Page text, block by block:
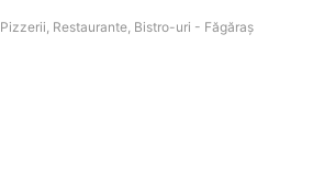
Pizzerii, Restaurante, Bistro-uri - Făgăraş